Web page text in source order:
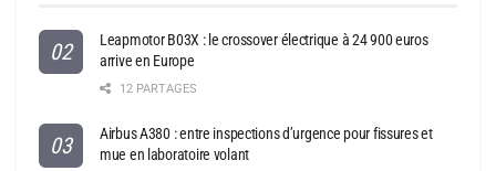
Leapmotor B03X : le crossover électrique à 24 900 euros
arrive en Europe
12 PARTAGES
Airbus A380 : entre inspections d’urgence pour fissures et
mue en laboratoire volant